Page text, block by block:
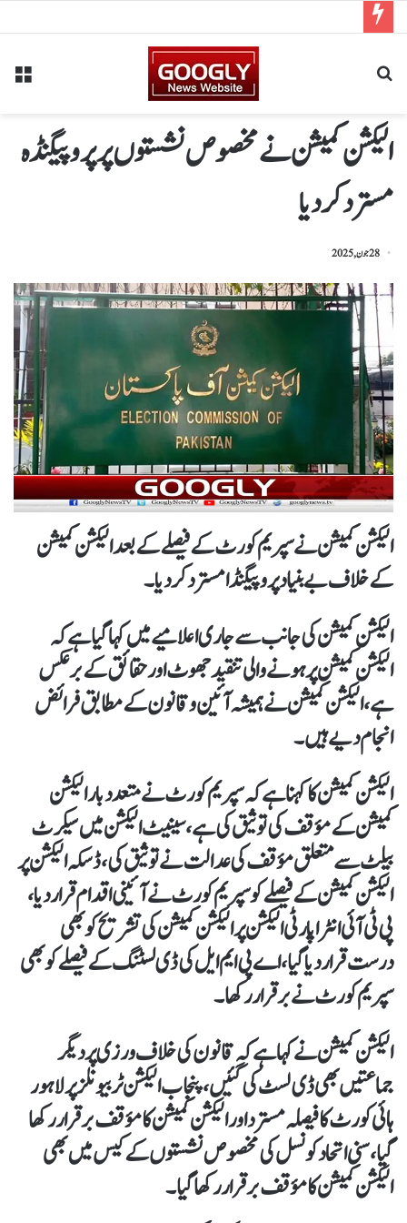
الیکشن کمیشن نے مخصوص نشستوں پرپروپیگنڈہ
مسترد کردیا
28 جون, 2025
الیکشن کمیشن نےسپریم کورٹ کے فیصلےکے بعد الیکشن کمیشن
کے خلاف بے بنیاد پروپیگنڈامسترد کردیا۔
الیکشن کمیشن کی جانب سے جاری اعلامیے میں کہا گیا ہےکہ
الیکشن کمیشن پر ہونے والی تنقید جھوٹ اور حقائق کے برعکس
ہے، الیکشن کمیشن نے ہمیشہ آئین و قانون کے مطابق فرائض
انجام دیے ہیں۔
الیکشن کمیشن کا کہنا ہےکہ سپریم کورٹ نے متعدد بار الیکشن
کمیشن کے مؤقف کی توثیق کی ہے، سینیٹ الیکشن میں سیکرٹ
بیلٹ سے متعلق مؤقف کی عدالت نے توثیق کی، ڈسکہ الیکشن پر
الیکشن کمیشن کے فیصلےکو سپریم کورٹ نے آئینی اقدام قرار دیا،
پی ٹی آئی انٹرا پارٹی الیکشن پرالیکشن کمیشن کی تشریح کو بھی
درست قرار دیا گیا، اے پی ایم ایل کی ڈی لسٹنگ کے فیصلے کو بھی
سپریم کورٹ نے برقرار رکھا۔
الیکشن کمیشن نے کہا ہے کہ قانون کی خلاف ورزی پر دیگر
جماعتیں بھی ڈی لسٹ کی گئیں، پنجاب الیکشن ٹربیونلز پر لاہور
ہائی کورٹ کا فیصلہ مسترد اور الیکشن کمیشن کا مؤقف برقرار رکھا
گیا، سنی اتحاد کونسل کی مخصوص نشستوں کے کیس میں بھی
الیکشن کمیشن کا مؤقف برقرار رکھا گیا۔